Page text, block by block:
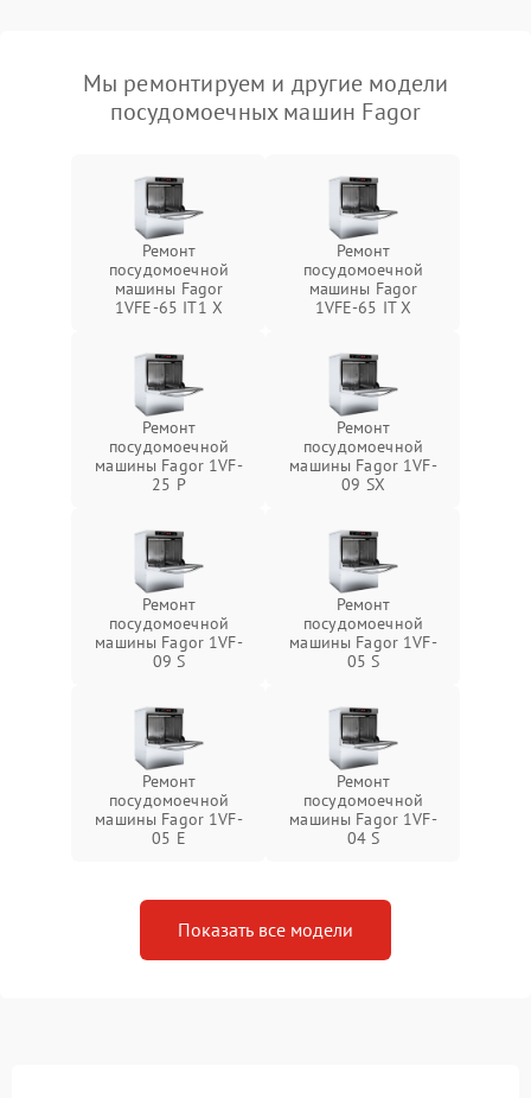
Мы ремонтируем и другие модели
посудомоечных машин Fagor
Ремонт
посудомоечной
машины Fagor
1VFE-65 IT1 X
Ремонт
посудомоечной
машины Fagor
1VFE-65 IT X
Ремонт
посудомоечной
машины Fagor 1VF-
25 P
Ремонт
посудомоечной
машины Fagor 1VF-
09 SX
Ремонт
посудомоечной
машины Fagor 1VF-
09 S
Ремонт
посудомоечной
машины Fagor 1VF-
05 S
Ремонт
посудомоечной
машины Fagor 1VF-
05 E
Ремонт
посудомоечной
машины Fagor 1VF-
04 S
Показать все модели